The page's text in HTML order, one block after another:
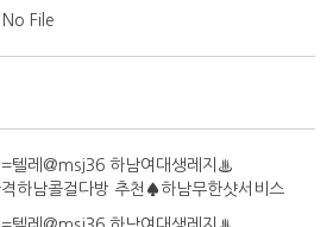
No File
=텔레@msj36 하남여대생레지♨
하남콜걸다방 추천♠하남무한샷서비스